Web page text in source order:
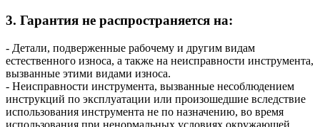
3. Гарантия не распространяется на:
- Детали, подверженные рабочему и другим видам
естественного износа, а также на неисправности инструмента,
вызванные этими видами износа.
- Неисправности инструмента, вызванные несоблюдением
инструкций по эксплуатации или произошедшие вследствие
использования инструмента не по назначению, во время
использования при ненормальных условиях окружающей